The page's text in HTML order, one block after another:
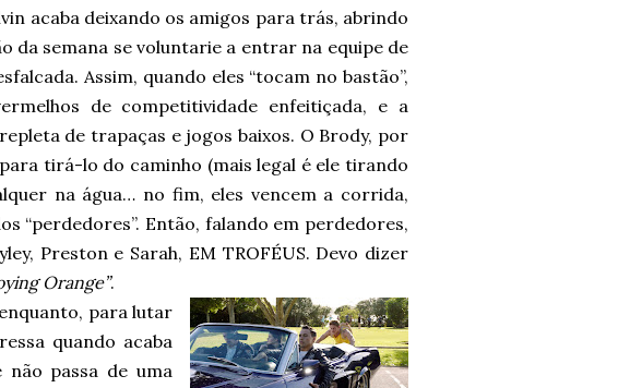
acaba deixando os amigos para trás, abrindo
da semana se voluntarie a entrar na equipe de
Assim, quando eles “tocam no bastão”,
de competitividade enfeitiçada, e a
de trapaças e jogos baixos. O Brody, por
tirá-lo do caminho (mais legal é ele tirando
na água… no fim, eles vencem a corrida,
“perdedores”. Então, falando em perdedores,
Preston e Sarah, EM TROFÉUS. Devo dizer
Orange”.
para lutar
quando acaba
não passa de uma